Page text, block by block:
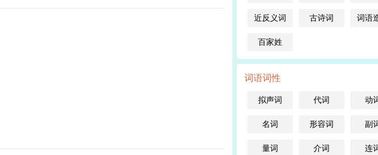
近反义词 古诗词 词语
百家姓
词语词性
拟声词 代词 动
名词 形容词 副
量词 介词 连